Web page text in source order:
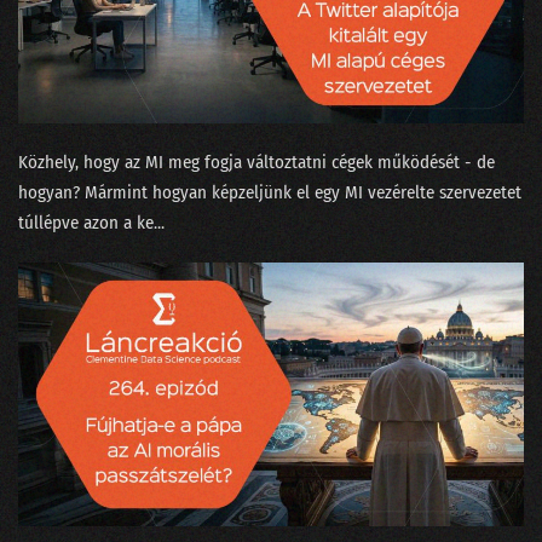
210 - Olajcsere nélkül a fekete doboz is tönremegy
208 - Covid-számok, Harari és a ChatGPT
207 - Kit ver át az emberszabású ChatGPT?
206 - Sam Altmannak izgalmas az élete
205 - Muszáj minden nagyvállalatnak bevezetni az MI-t?
204 - A hallucináció nem hallucinogén!
203 - A popzene már régen AI alapú?
202 - A fogkrém buktatja le a csapatösszevonást?
201 - Pillanatfelvétel az ChatGPT nevű csatatérről
200 - Az elmúlt kétszáz adás legnagyobb megfejtései egy helyen!
Közhely, hogy az MI meg fogja változtatni cégek működését - de
hogyan? Mármint hogyan képzeljünk el egy MI vezérelte szervezetet
túllépve azon a ke...